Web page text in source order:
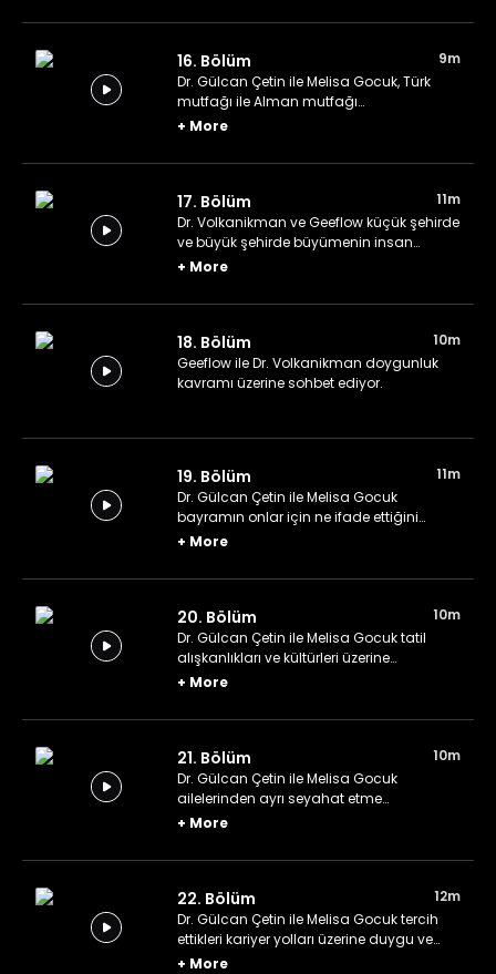
16. Bölüm
9m
Dr. Gülcan Çetin ile Melisa Gocuk, Türk
mutfağı ile Alman mutfağı
karşılaştırması yapıyor.
+ More
17. Bölüm
11m
Dr. Volkanikman ve Geeflow küçük şehirde
ve büyük şehirde büyümenin insan
üzerinde bıraktığı etkileri karşılaştırıyor.
+ More
18. Bölüm
10m
Geeflow ile Dr. Volkanikman doygunluk
kavramı üzerine sohbet ediyor.
19. Bölüm
11m
Dr. Gülcan Çetin ile Melisa Gocuk
bayramın onlar için ne ifade ettiğini
konuşuyor.
+ More
20. Bölüm
10m
Dr. Gülcan Çetin ile Melisa Gocuk tatil
alışkanlıkları ve kültürleri üzerine
konuşuyor.
+ More
21. Bölüm
10m
Dr. Gülcan Çetin ile Melisa Gocuk
ailelerinden ayrı seyahat etme
deneyimlerini aktarıyor.
+ More
22. Bölüm
12m
Dr. Gülcan Çetin ile Melisa Gocuk tercih
ettikleri kariyer yolları üzerine duygu ve
düşüncelerini paylaşıyor.
+ More